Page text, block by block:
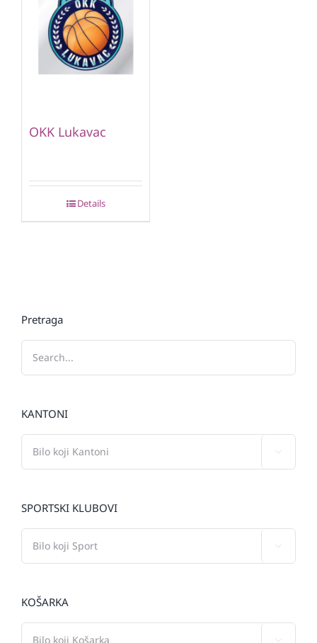
OKK Lukavac
Details
Pretraga
KANTONI
SPORTSKI KLUBOVI
KOŠARKA